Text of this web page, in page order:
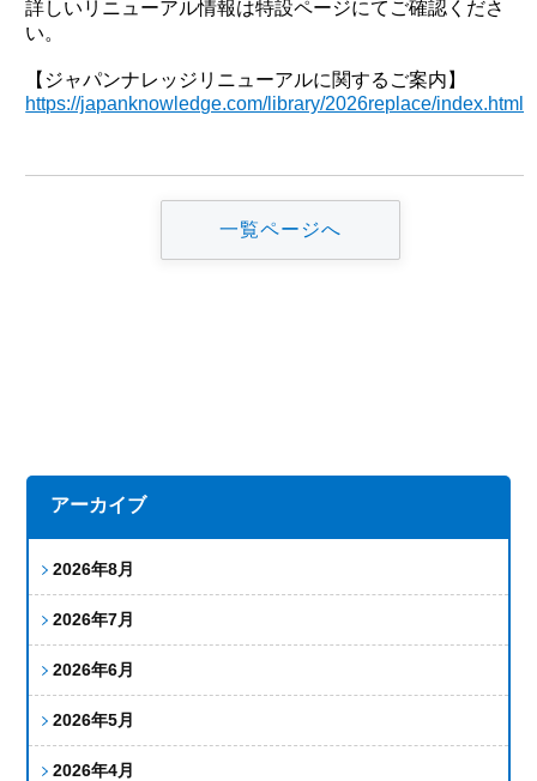
アーカイブ
2026年8月
2026年7月
2026年6月
2026年5月
2026年4月
詳しいリニューアル情報は特設ページにてご確認くださ
い。
【ジャパンナレッジリニューアルに関するご案内】
https://japanknowledge.com/library/2026replace/index.html
一覧ページへ